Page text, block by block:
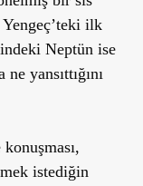
ilk
Neptün ise
yansıttığını
istediğin